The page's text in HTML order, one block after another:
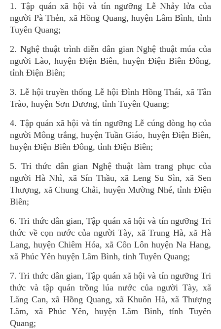
1. Tập quán xã hội và tín ngưỡng Lễ Nhảy lửa của
người Pà Thẻn, xã Hồng Quang, huyện Lâm Bình, tỉnh
Tuyên Quang;
2. Nghệ thuật trình diễn dân gian Nghệ thuật múa của
người Lào, huyện Điện Biên, huyện Điện Biên Đông,
tỉnh Điện Biên;
3. Lễ hội truyền thống Lễ hội Đình Hồng Thái, xã Tân
Trào, huyện Sơn Dương, tỉnh Tuyên Quang;
4. Tập quán xã hội và tín ngưỡng Lễ cúng dòng họ của
người Mông trắng, huyện Tuần Giáo, huyện Điện Biên,
huyện Điện Biên Đông, tỉnh Điện Biên;
5. Tri thức dân gian Nghệ thuật làm trang phục của
người Hà Nhì, xã Sín Thầu, xã Leng Su Sìn, xã Sen
Thượng, xã Chung Chải, huyện Mường Nhé, tỉnh Điện
Biên;
6. Tri thức dân gian, Tập quán xã hội và tín ngưỡng Tri
thức về cọn nước của người Tày, xã Trung Hà, xã Hà
Lang, huyện Chiêm Hóa, xã Côn Lôn huyện Na Hang,
xã Phúc Yên huyện Lâm Bình, tỉnh Tuyên Quang;
7. Tri thức dân gian, Tập quán xã hội và tín ngưỡng Tri
thức và tập quán trồng lúa nước của người Tày, xã
Lăng Can, xã Hồng Quang, xã Khuôn Hà, xã Thượng
Lâm, xã Phúc Yên, huyện Lâm Bình, tỉnh Tuyên
Quang;